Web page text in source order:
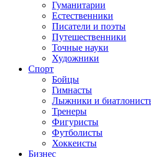
Гуманитарии
Естественники
Писатели и поэты
Путешественники
Точные науки
Художники
Спорт
Бойцы
Гимнасты
Лыжники и
Тренеры
Фигуристы
Футболисты
Хоккеисты
Бизнес